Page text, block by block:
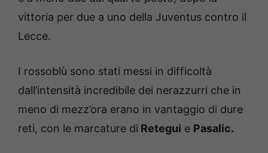
vittoria per due a uno della Juventus contro il
Lecce.
I rossoblù sono stati messi in difficoltà
dall’intensità incredibile dei nerazzurri che in
meno di mezz’ora erano in vantaggio di dure
reti, con le marcature di Retegui e Pasalic.